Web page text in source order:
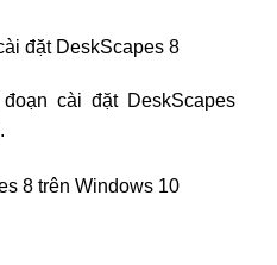
cài đặt DeskScapes